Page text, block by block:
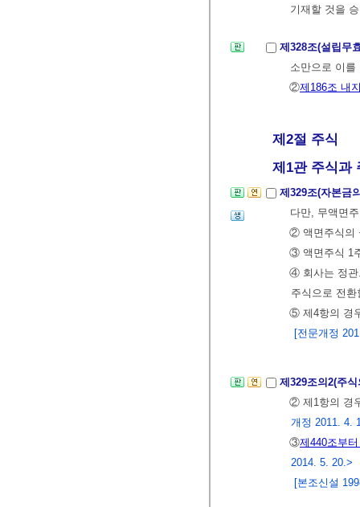
기재할 것을
제328조(설립무
소만으로 이
②제186조 내
제2절 주식
제1관 주식과
제329조(자본금
다만, 무액면
② 액면주식의
③ 액면주식 1
④ 회사는 정관
주식으로 전
⑤ 제4항의 경
[전문개정
제329조의2(주
② 제1항의 경
개정 2011. 4.
③제440조부
2014. 5. 20.>
[본조신설